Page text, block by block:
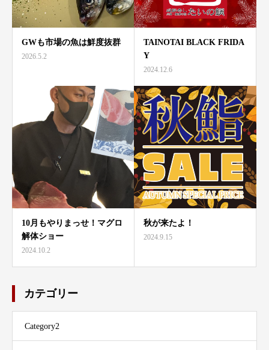
GWも市場の魚は鮮度抜群
2026.5.2
TAINOTAI BLACK FRIDA
Y
2024.12.6
10月もやりまっせ！マグロ
解体ショー
2024.10.2
秋が来たよ！
2024.9.15
カテゴリー
Category2